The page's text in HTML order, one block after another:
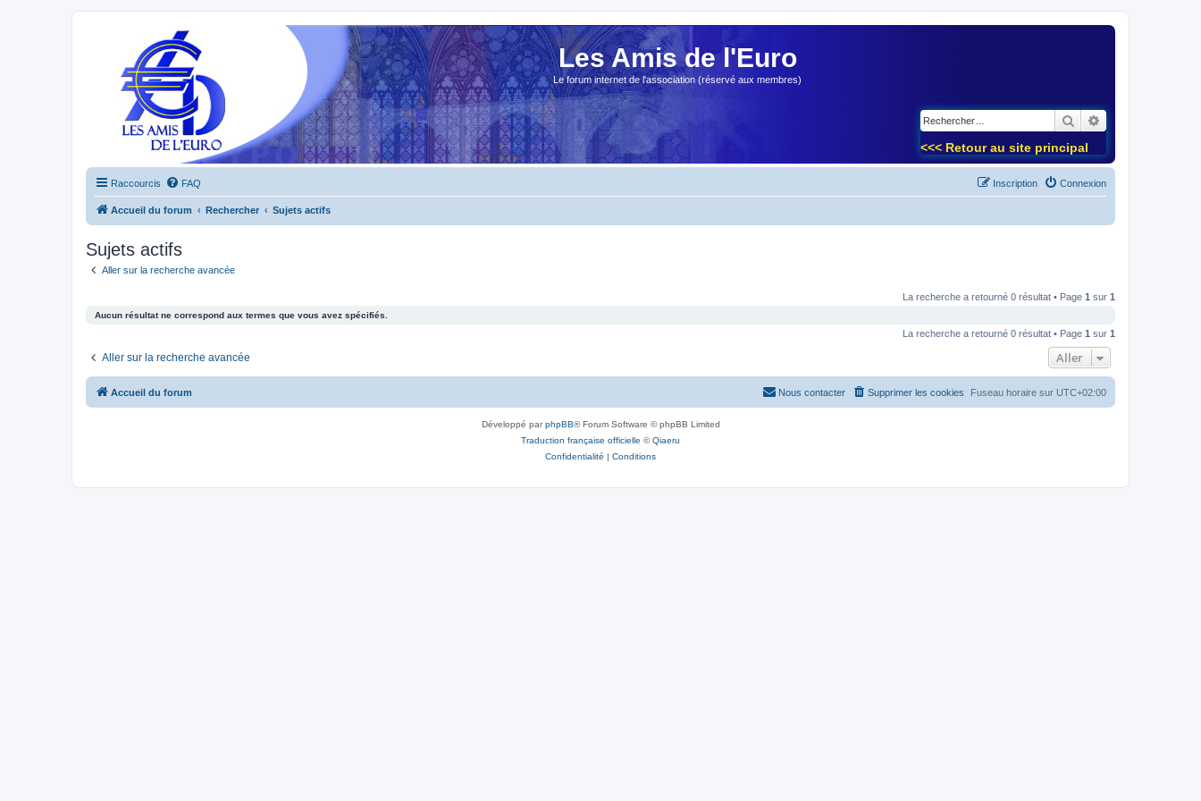
Les Amis de l'Euro
Le forum internet de l'association (réservé aux membres)
Rechercher
<<< Retour au site principal
Raccourcis FAQ Connexion
Inscription
Accueil du forum Rechercher Sujets actifs
Sujets actifs
Aller sur la recherche avancée
La recherche a retourné 0 résultat • Page 1 sur 1
Aucun résultat ne correspond aux termes que vous avez spécifiés.
La recherche a retourné 0 résultat • Page 1 sur 1
Aller sur la recherche avancée Aller
Accueil du forum Fuseau horaire sur UTC+02:00
Supprimer les cookies
Nous contacter
Développé parphpBB® Forum Software © phpBB Limited
Traduction française officielle ©Qiaeru
Confidentialité | Conditions